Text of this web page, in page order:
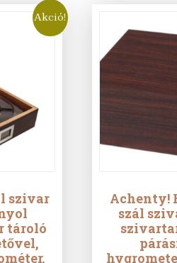
Akció!
szivar
tároló
Achenty!
szál